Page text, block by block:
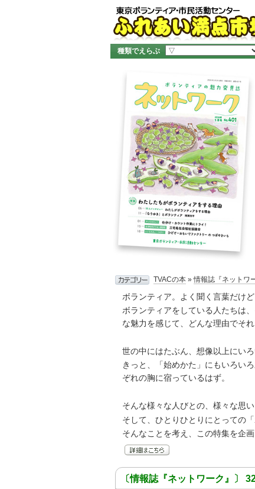
種類でえらぶ
TVACの本»情報誌『ネットワ
ボランティア。よく聞く言葉だけ
ボランティアをしている人たちは
な魅力を感じて、どんな理由でそ
世の中にはたぶん、想像以上にい
きっと、「始めかた」にもいろい
ぞれの胸に宿っているはず。
そんな様々な人びとの、様々な思
そして、ひとりひとりにとっての
そんなことを考え、この特集を企画
〔情報誌『ネットワーク』〕